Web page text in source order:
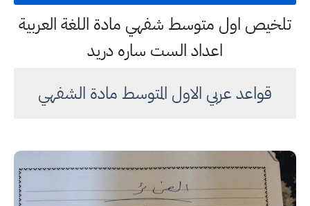
تلخيص اول متوسط شفهي مادة اللغة العربية
اعداد الست ساره دريد
قواعد عربي الاول المتوسط مادة الشفهي